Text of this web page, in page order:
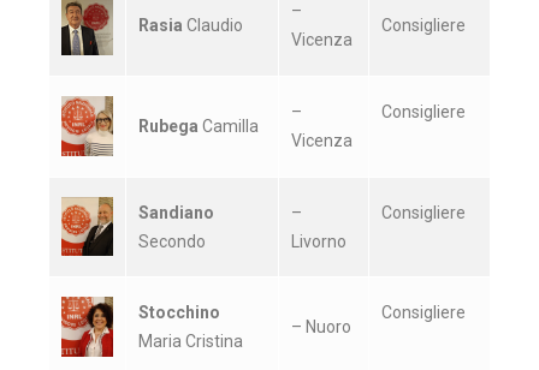
Rasia Claudio
–
Vicenza
Consigliere
Rubega Camilla
–
Vicenza
Consigliere
Sandiano
Secondo
–
Livorno
Consigliere
Stocchino
Maria Cristina
– Nuoro
Consigliere